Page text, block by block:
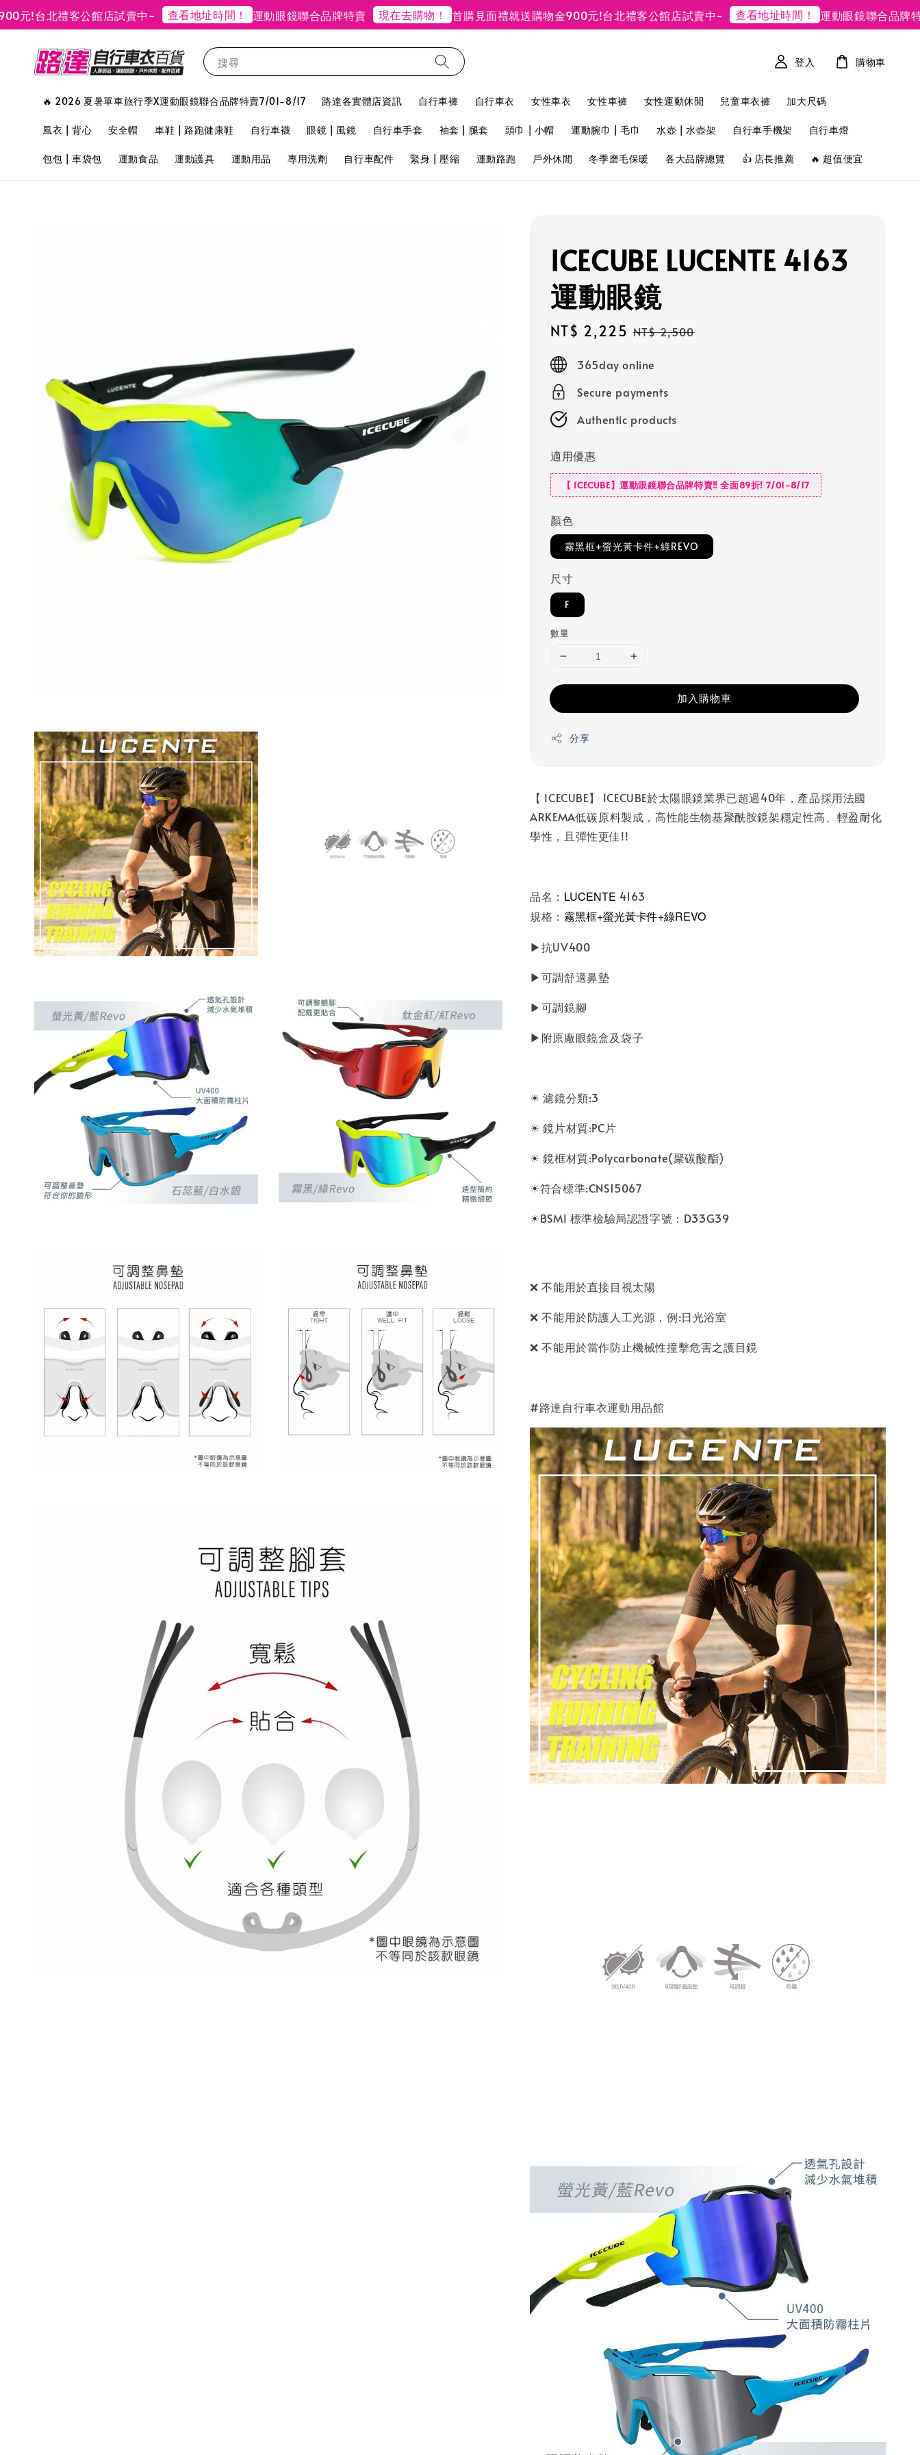
!台北禮客公館店試賣中~ 查看地址時間！ 運動眼鏡聯合品牌特賣 現在去購物！ 首購見面禮就送購物金900元!台北禮客公館店試賣中~ 查看地址時間！ 運動眼鏡聯合品牌特賣
搜尋
🔥 2026 夏暑單車旅行季X運動眼鏡聯合品牌特賣7/01-8/17 路達各實體店資訊 自行車褲 自行車衣 女性車衣 女性車褲 女性運動休閒 兒童車衣褲 加大尺碼
風衣 | 背心 安全帽 車鞋 | 路跑健康鞋 自行車襪 眼鏡 | 風鏡 自行車手套 袖套 | 腿套 頭巾 | 小帽 運動腕巾 | 毛巾 水壺 | 水壺架 自行車手機架 自行車燈
包包 | 車袋包 運動食品 運動護具 運動用品 專用洗劑 自行車配件 緊身 | 壓縮 運動路跑 戶外休閒 冬季磨毛保暖 各大品牌總覽 👍 店長推薦 🔥 超值便宜
登入 購物車
ICECUBE LUCENTE 4163
運動眼鏡
Sale
price
NT$ 2,225 Regular
NT$ 2,500
365day online
Secure payments
Authentic products
適用優惠
【 ICECUBE】運動眼鏡聯合品牌特賣‼️ 全面89折! 7/01-8/17
顏色
霧黑框+螢光黃卡件+綠REVO
尺寸
F
數量
加入購物車
分享
【 ICECUBE】 ICECUBE於太陽眼鏡業界已超過40年，產品採用法國
ARKEMA低碳原料製成，高性能生物基聚酰胺鏡架穩定性高、輕盈耐化
學性，且彈性更佳!!
品名： LUCENTE 4163
規格： 霧黑框+螢光黃卡件+綠REVO
▶抗UV400
▶可調舒適鼻墊
▶可調鏡腳
▶附原廠眼鏡盒及袋子
☀ 濾鏡分類:3
☀ 鏡片材質:PC片
☀ 鏡框材質:Polycarbonate(聚碳酸酯)
☀符合標準:CNS15067
☀BSMI 標準檢驗局認證字號：D33G39
❌ 不能用於直接目視太陽
❌ 不能用於防護人工光源，例:日光浴室
❌ 不能用於當作防止機械性撞擊危害之護目鏡
#路達自行車衣運動用品館